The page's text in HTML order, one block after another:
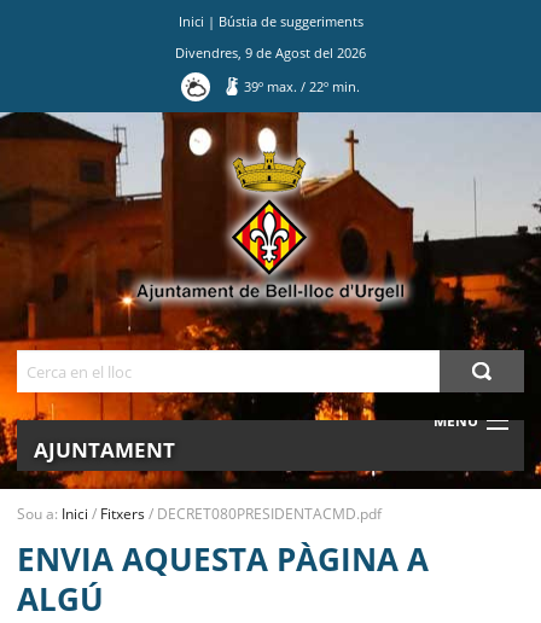
Inici | Bústia de suggeriments
Divendres 9 de Agost del 2026
39º max./ 22º min.
MENU
AJUNTAMENT
SEU ELECTRÒNICA
BELL-LLOC SOLUCIONA
Sou a: Inici / Fitxers/ DECRET080PRESIDENTACMD.pdf
ENVIA AQUESTA PÀGINA A
ALGÚ